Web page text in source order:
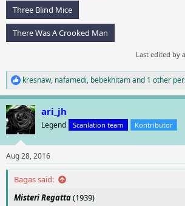
Three Blind Mice
There Was A Crooked Man
Last edited by
R
e
a
c
t
i
s
:
kresnaw, nafamedi, bebekhitamand 1 other
ari_jh
Legend Scanlation team Kontributor
Aug 28, 2016
Bagas said:
Misteri Regatta(1939)